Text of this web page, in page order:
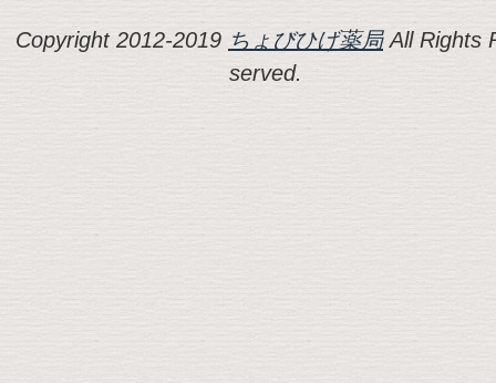
Copyright 2012-2019 ちょびひげ薬局All Rights
served.